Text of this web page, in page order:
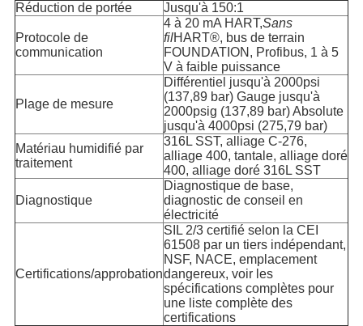
Réduction de portée Jusqu'à 150:1
Protocole de
communication
4 à 20 mA HART,Sans
filHART®, bus de terrain
FOUNDATION, Profibus, 1 à 5
V à faible puissance
Plage de mesure
Différentiel jusqu'à 2000psi
(137,89 bar) Gauge jusqu'à
2000psig (137,89 bar) Absolute
jusqu'à 4000psi (275,79 bar)
Matériau humidifié par
traitement
316L SST, alliage C-276,
alliage 400, tantale, alliage doré
400, alliage doré 316L SST
Diagnostique
Diagnostique de base,
diagnostic de conseil en
électricité
Certifications/approbation
SIL 2/3 certifié selon la CEI
61508 par un tiers indépendant,
NSF, NACE, emplacement
dangereux, voir les
spécifications complètes pour
une liste complète des
certifications